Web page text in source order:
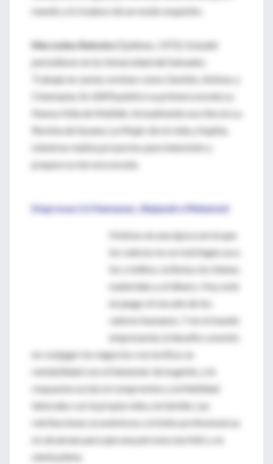
mundo y lo traduce de un modo exquisito.
Mercedes Reincke (Quilmes, 1972). Estudió
periodismo en la Universidad del Salvador.
Trabajó en varias revistas como Gestión, Animus y
Cinemanía. En 2009 publicó su primera novela La
Nueva Vida de Matilde. Actualmente escribe en La
Revista de Susana, La Mujer de mi vida y Sophia,
mientras realiza proyectos para televisión y
prepara su tercera novela.
Empresas (+) Humanas, Alejandro Melamed
Vivimos en una época en la que
los valores no se restringen ya a
los créditos, la Bolsa, los bienes
materiales y el dinero. Hoy está
en juego el rescate de los
valores humanos. Y en el mundo
empresarial, el desafío consiste
en conjugar los negocios con la ética, la
rentabilidad con el bienestar de la gente, y la
respuesta social, el compromiso y la fidelidad
laborales con la propia vida y la familia. Las
retribuciones económicas y el éxito profesional ya
no alcanzan para que una persona sea feliz y se
sienta plena.